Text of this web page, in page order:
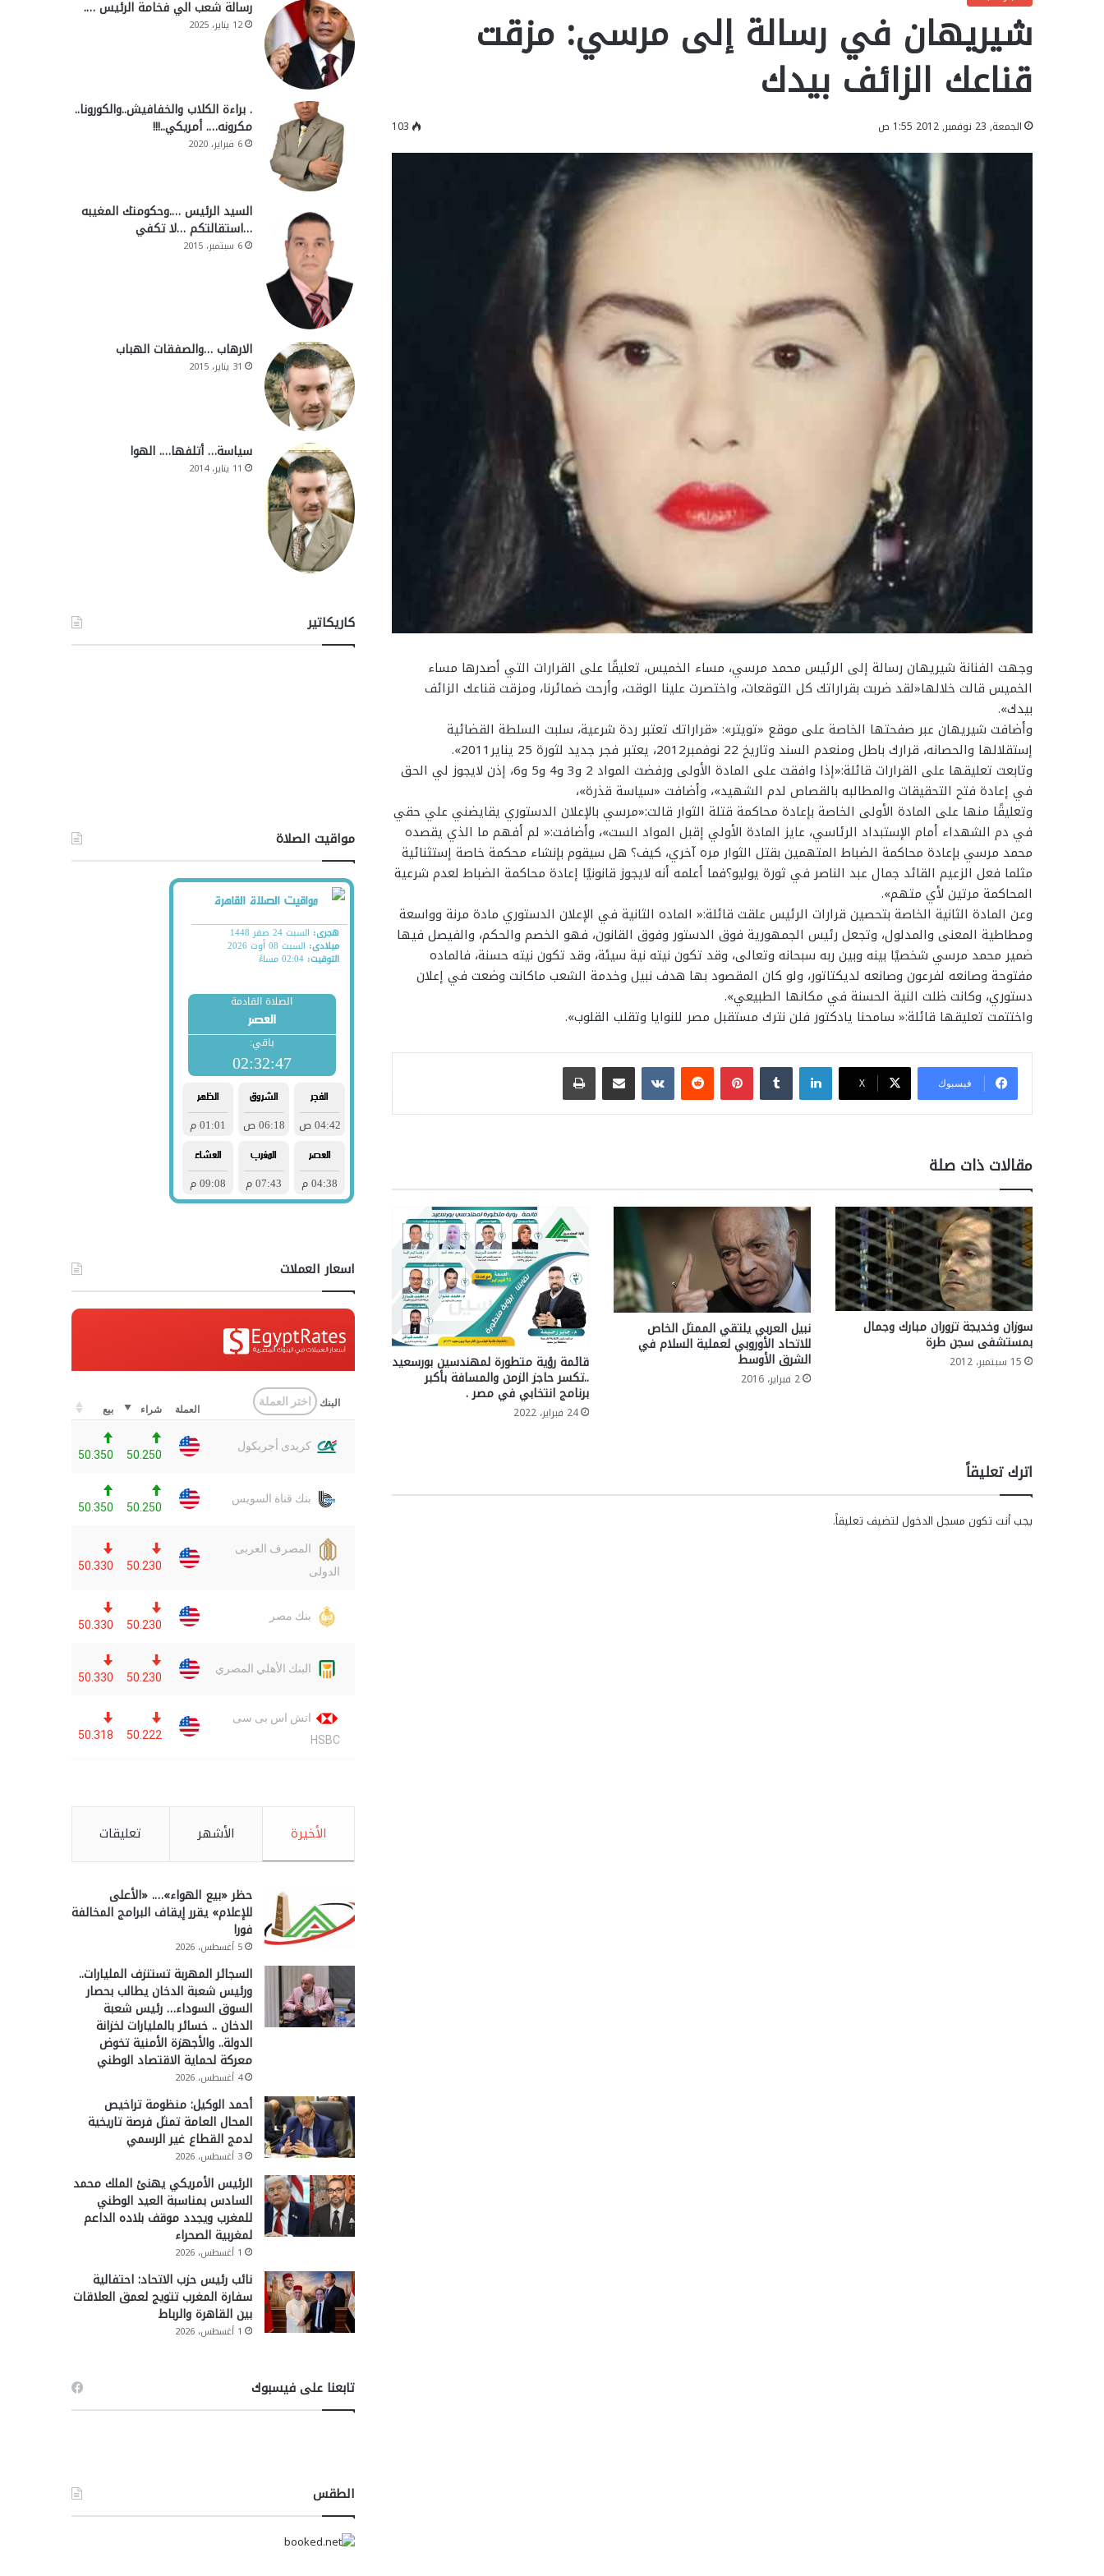
شيريهان في رسالة إلى مرسي: مزقت
قناعك الزائف بيدك
الجمعة, 23 نوفمبر, 2012 1:55 ص 103
وجهت الفنانة شيريهان رسالة إلى الرئيس محمد مرسي، مساء الخميس، تعليقًا على القرارات التي أصدرها مساء
الخميس قالت خلالها«لقد ضربت بقراراتك كل التوقعات، واختصرت علينا الوقت، وأرحت ضمائرنا، ومزقت قناعك الزائف
بيدك».
وأضافت شيريهان عبر صفحتها الخاصة على موقع «تويتر»: «قراراتك تعتبر ردة شرعية، سلبت السلطة القضائية
إستقلالها والحصانه، قرارك باطل ومنعدم السند وتاريخ 22 نوفمبر2012، يعتبر فجر جديد لثورة 25 يناير2011».
وتابعت تعليقها على القرارات قائلة:«إذا وافقت على المادة الأولى ورفضت المواد 2 و3 و4 و5 و6، إذن لايجوز لي الحق
في إعادة فتح التحقيقات والمطالبه بالقصاص لدم الشهيد»، وأضافت «سياسة قذرة»،
وتعليقًا منها على المادة الأولى الخاصة بإعادة محاكمة قتلة الثوار قالت:«مرسي بالإعلان الدستوري يقايضني علي حقي
في دم الشهداء أمام الإستبداد الرئاسي، عايز المادة الأولي إقبل المواد الست»، وأضافت:« لم أفهم ما الذي يقصده
محمد مرسي بإعادة محاكمة الضباط المتهمين بقتل الثوار مره آخري، كيف؟ هل سيقوم بإنشاء محكمة خاصة إستثنائية
مثلما فعل الزعيم القائد جمال عبد الناصر في ثورة يوليو؟فما أعلمه أنه لايجوز قانونيًا إعادة محاكمة الضباط لعدم شرعية
المحاكمة مرتين لأي متهم».
وعن المادة الثانية الخاصة بتحصين قرارات الرئيس علقت قائلة:« الماده الثانية في الإعلان الدستوري مادة مرنة وواسعة
ومطاطية المعنى والمدلول، وتجعل رئيس الجمهورية فوق الدستور وفوق القانون، فهو الخصم والحكم، والفيصل فيها
ضمير محمد مرسي شخصيًا بينه وبين ربه سبحانه وتعالى، وقد تكون نيته نية سيئة، وقد تكون نيته حسنة، فالماده
مفتوحة وصانعه لفرعون وصانعه لديكتاتور، ولو كان المقصود بها هدف نبيل وخدمة الشعب ماكانت وضعت في إعلان
دستوري، وكانت ظلت النية الحسنة في مكانها الطبيعي».
واختتمت تعليقها قائلة:« سامحنا يادكتور فلن نترك مستقبل مصر للنوايا وتقلب القلوب».
فيسبوك ‫X
لينكدإن بينتيريست مشاركة عبر البريد طباعة
مقالات ذات صلة
سوزان وخديجة تزوران مبارك وجمال
بمستشفى سجن طرة
15 سبتمبر، 2012
نبيل العربي يلتقي الممثل الخاص
للاتحاد الأوروبي لعملية السلام في
الشرق الأوسط
2 فبراير، 2016
قائمة رؤية متطورة لمهندسين بورسعيد
..تكسر حاجز الزمن والمسافة بأكبر
برنامج انتخابي في مصر .
24 فبراير، 2022
اترك تعليقاً
يجب أنت تكون مسجل الدخول لتضيف تعليقاً.
رسالة شعب الي فخامة الرئيس ….
12 يناير، 2025
. براءة الكلاب والخفافيش..والكورونا..
مكرونه…. أمريكي..!!!
6 فبراير، 2020
السيد الرئيس ….وحكومتك المغيبه
…استقالتكم …لا تكفي
6 سبتمبر، 2015
الارهاب …والصفقات الهباب
31 يناير، 2015
سياسة… أتلفها…. الهوا
11 يناير، 2014
كاريكاتير
مواقيت الصلاة
اسعار العملات
الأخيرة الأشهر تعليقات
حظر «بيع الهواء»…. «الأعلى
للإعلام» يقرر إيقاف البرامج المخالفة
فورا
5 أغسطس، 2026
السجائر المهربة تستنزف المليارات..
ورئيس شعبة الدخان يطالب بحصار
السوق السوداء… رئيس شعبة
الدخان .. خسائر بالمليارات لخزانة
الدولة.. والأجهزة الأمنية تخوض
معركة لحماية الاقتصاد الوطني
4 أغسطس، 2026
أحمد الوكيل: منظومة تراخيص
المحال العامة تمثل فرصة تاريخية
لدمج القطاع غير الرسمي
3 أغسطس، 2026
الرئيس الأمريكي يهنئ الملك محمد
السادس بمناسبة العيد الوطني
للمغرب ويجدد موقف بلاده الداعم
لمغربية الصحراء
1 أغسطس، 2026
نائب رئيس حزب الاتحاد: احتفالية
سفارة المغرب تتويج لعمق العلاقات
بين القاهرة والرباط
1 أغسطس، 2026
تابعنا على فيسبوك
الطقس